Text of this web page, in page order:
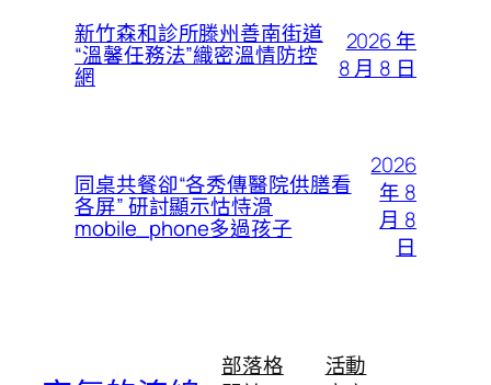
新竹森和診所滕州善南街道
“溫馨任務法”織密溫情防控
網
2026 年
8 月 8 日
同桌共餐卻“各秀傳醫院供膳看
各屏” 研討顯示怙恃滑
mobile_phone多過孩子
2026
年 8
月 8
日
部落格
活動